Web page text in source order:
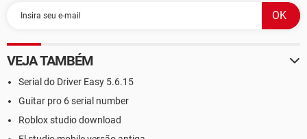
VEJA TAMBÉM
Serial do Driver Easy 5.6.15
Guitar pro 6 serial number
Roblox studio download